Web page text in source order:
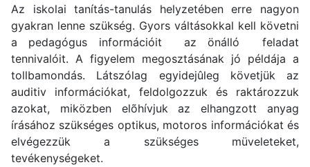
Az iskolai tanítás-tanulás helyzetében erre nagyon
gyakran lenne szükség. Gyors váltásokkal kell követni
a pedagógus információit az önálló feladat
tennivalóit. A figyelem megosztásának jó példája a
tollbamondás. Látszólag egyidejûleg követjük az
auditiv információkat, feldolgozzuk és raktározzuk
azokat, miközben elõhívjuk az elhangzott anyag
írásához szükséges optikus, motoros információkat és
elvégezzük a szükséges müveleteket,
tevékenységeket.